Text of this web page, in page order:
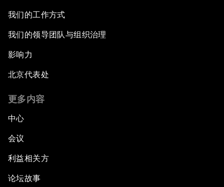
我们的工作方式
我们的领导团队与组织治理
影响力
北京代表处
更多内容
中心
会议
利益相关方
论坛故事